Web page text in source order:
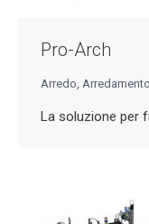
Pro-Arch
Arredo, Arredamento
La soluzione per